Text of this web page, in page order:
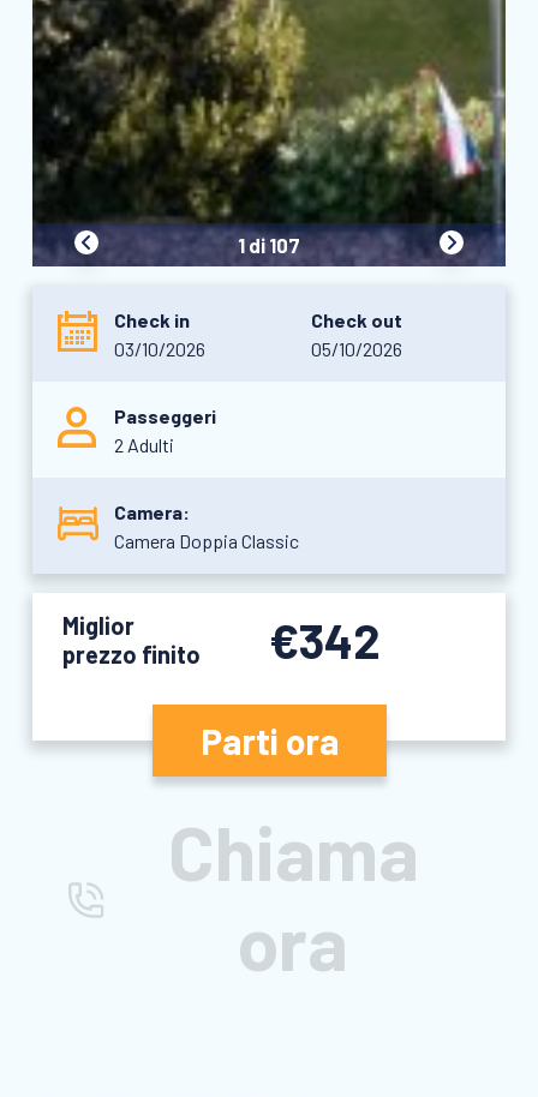
1 di 107
Check in
03/10/2026
Check out
05/10/2026
Passeggeri
2 Adulti
Camera:
Camera Doppia Classic
Miglior
prezzo finito
€342
Parti ora
Chiama
ora